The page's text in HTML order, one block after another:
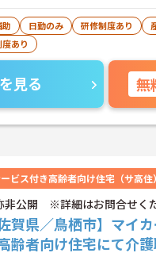
日勤のみ 研修制度あり
あり
見る 無
ビス付き高齢者向け住宅（サ高住）
非公開 ※詳細はお問合せく
佐賀県／鳥栖市】マイ
齢者向け住宅にて介護